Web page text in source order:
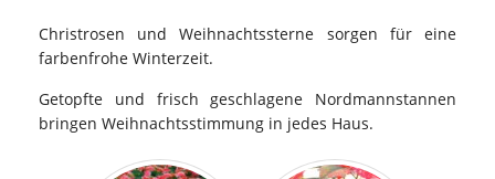
Christrosen und Weihnachtssterne sorgen für eine
farbenfrohe Winterzeit.
Getopfte und frisch geschlagene Nordmannstannen
bringen Weihnachtsstimmung in jedes Haus.